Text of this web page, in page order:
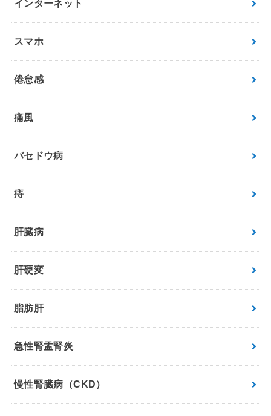
インターネット
スマホ
倦怠感
痛風
バセドウ病
痔
肝臓病
肝硬変
脂肪肝
急性腎盂腎炎
慢性腎臓病（CKD）